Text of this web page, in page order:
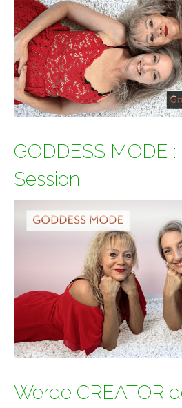
GODDESS MODE
Session
Werde CREATOR